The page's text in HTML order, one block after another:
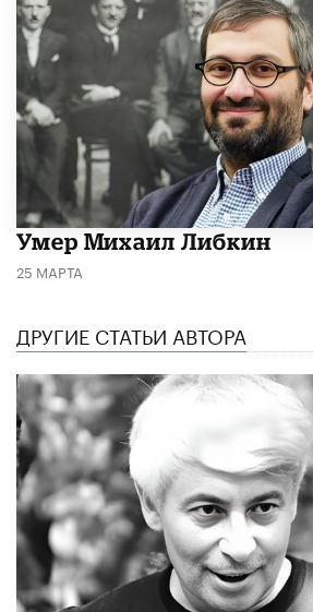
​Умер Михаил Либкин
25 МАРТА
ДРУГИЕ СТАТЬИ АВТОРА